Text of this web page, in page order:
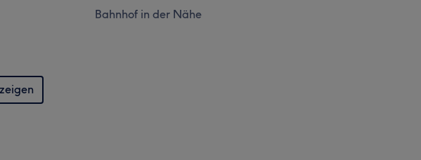
Bahnhof in der Nähe